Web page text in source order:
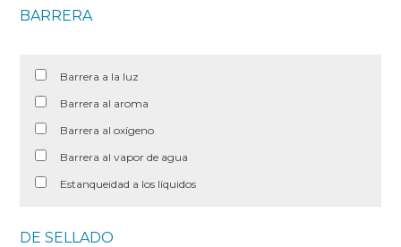
BARRERA
Barrera a la luz
Barrera al aroma
Barrera al oxígeno
Barrera al vapor de agua
Estanqueidad a los líquidos
DE SELLADO